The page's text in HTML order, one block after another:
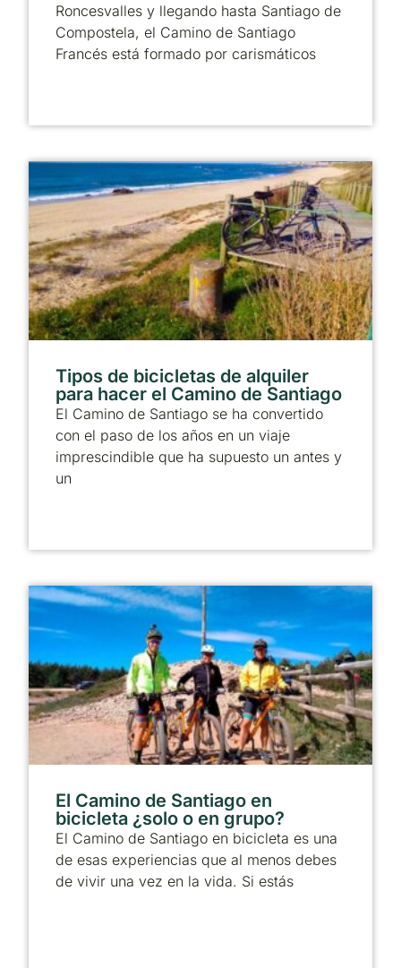
Roncesvalles y llegando hasta Santiago de
Compostela, el Camino de Santiago
Francés está formado por carismáticos
Tipos de bicicletas de alquiler
para hacer el Camino de Santiago
El Camino de Santiago se ha convertido
con el paso de los años en un viaje
imprescindible que ha supuesto un antes y
un
El Camino de Santiago en
bicicleta ¿solo o en grupo?
El Camino de Santiago en bicicleta es una
de esas experiencias que al menos debes
de vivir una vez en la vida. Si estás